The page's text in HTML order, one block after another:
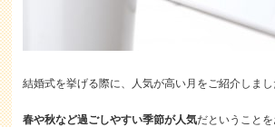
結婚式を挙げる際に、人気が高い月をご紹介しまし
春や秋など過ごしやすい季節が人気だということ